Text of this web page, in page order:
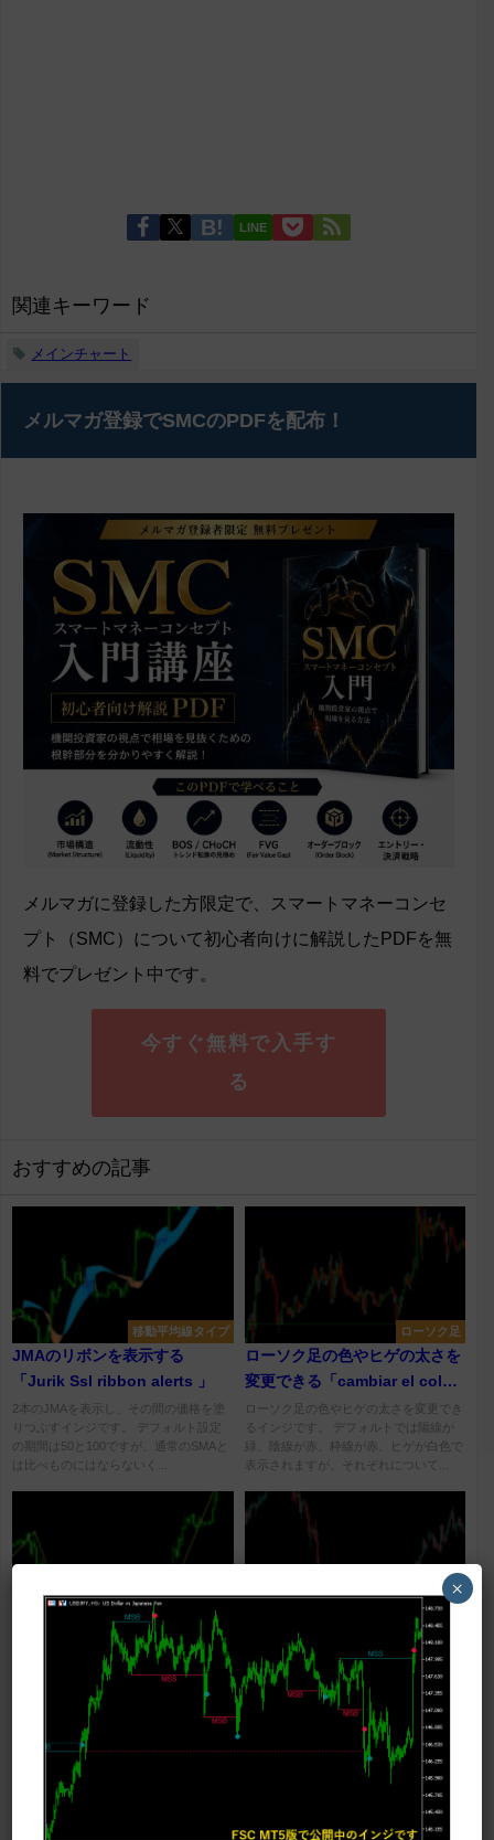
LINE
関連キーワード
メインチャート
メルマガ登録でSMCのPDFを配布！
メルマガに登録した方限定で、スマートマネーコンセ
プト（SMC）について初心者向けに解説したPDFを無
料でプレゼント中です。
今すぐ無料で入手す
る
おすすめの記事
移動平均線タイプ
JMAのリボンを表示する
「Jurik Ssl ribbon alerts 」
2本のJMAを表示し、その間の価格を塗
りつぶすインジです。 デフォルト設定
の期間は50と100ですが、通常のSMAと
は比べものにはならないく...
ローソク足
ローソク足の色やヒゲの太さを
変更できる「cambiar el color
de velas y mecha」
ローソク足の色やヒゲの太さを変更でき
るインジです。 デフォルトでは陽線が
緑、陰線が赤、枠線が赤、ヒゲが白色で
表示されますが、それぞれについて...
ジグザグ系
ATRを利用したジグザグ
「atrzigzag」
ATRを利用したジグザグです。 このイン
ジでは、ジグザグの頂点や底から決めら
れたATR分だけ逆行した所で波が切り替
わります。 ボラティリティ...
ラインタイプ
Liquidityのある価格を探す
「Liquidity Finder」
Liquidityのある価格にラインを引くイン
ジです。 基本的には直近の高値から高
値、安値から安値にラインが引かれます
ので、そのラインに到達...
×